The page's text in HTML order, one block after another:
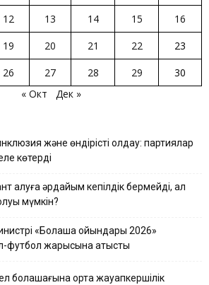
12 13 14 15
16
19 20 21 22
23
26 27 28 29
30
« Окт
Дек »
және өндірісті қолдау: партиялар
көтерді
алуға әрдайым кепілдік бермейді, ал
мүмкін?
«Болашақ ойындары 2026»
жарысына қатысты
болашағына ортақ жауапкершілік